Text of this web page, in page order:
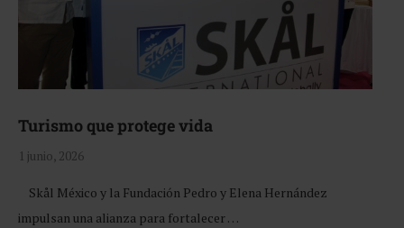
Turismo que protege vida
1 junio, 2026
Skål México y la Fundación Pedro y Elena Hernández
impulsan una alianza para fortalecer …